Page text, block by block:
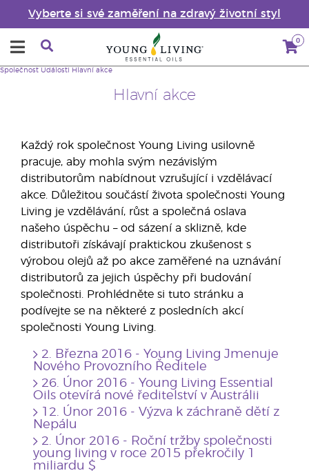
Vyberte si své zaměření na zdravý životní styl
0
Hlavní akce
Společnost Události Hlavní akce
Každý rok společnost Young Living usilovně
pracuje, aby mohla svým nezávislým
distributorům nabídnout vzrušující i vzdělávací
akce. Důležitou součástí života společnosti Young
Living je vzdělávání, růst a společná oslava
našeho úspěchu – od sázení a sklizně, kde
distributoři získávají praktickou zkušenost s
výrobou olejů až po akce zaměřené na uznávání
distributorů za jejich úspěchy při budování
společnosti. Prohlédněte si tuto stránku a
podívejte se na některé z posledních akcí
společnosti Young Living.
2. Března 2016 - Young Living Jmenuje
Nového Provozního Ředitele
26. Únor 2016 - Young Living Essential
Oils otevírá nové ředitelství v Austrálii
12. Únor 2016 - Výzva k záchraně dětí z
Nepálu
2. Únor 2016 - Roční tržby společnosti
young living v roce 2015 překročily 1
miliardu $